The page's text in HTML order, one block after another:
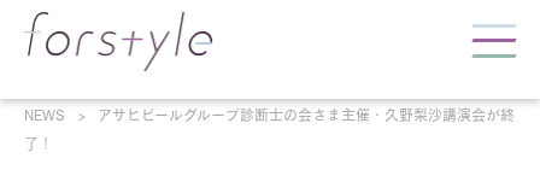
NEWS
アサヒビールグループ診断士の会さま主催・久野梨沙講演会が終
了！